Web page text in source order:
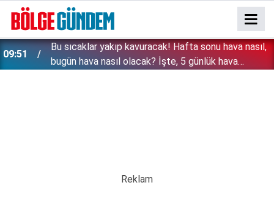
09:51
Bu sıcaklar yakıp kavuracak! Hafta sonu hava nasıl,
bugün hava nasıl olacak? İşte, 5 günlük hava